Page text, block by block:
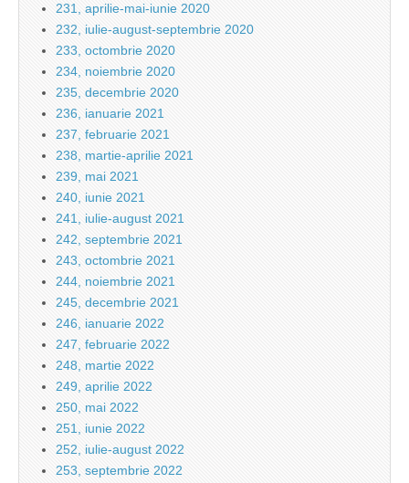
231, aprilie-mai-iunie 2020
232, iulie-august-septembrie 2020
233, octombrie 2020
234, noiembrie 2020
235, decembrie 2020
236, ianuarie 2021
237, februarie 2021
238, martie-aprilie 2021
239, mai 2021
240, iunie 2021
241, iulie-august 2021
242, septembrie 2021
243, octombrie 2021
244, noiembrie 2021
245, decembrie 2021
246, ianuarie 2022
247, februarie 2022
248, martie 2022
249, aprilie 2022
250, mai 2022
251, iunie 2022
252, iulie-august 2022
253, septembrie 2022